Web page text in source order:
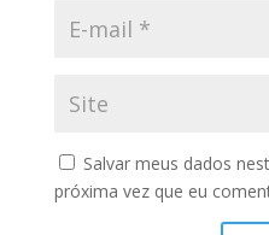
Salvar meus dados
próxima vez que eu